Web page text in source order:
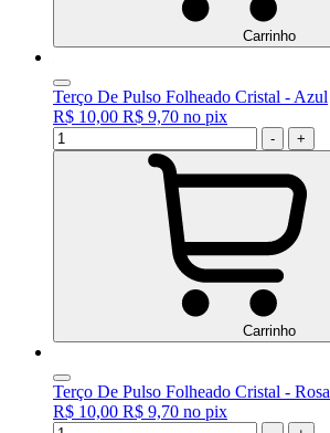
Carrinho
Terço De Pulso Folheado Cristal - Azul
R$ 10,00 R$ 9,70 no pix
- +
Carrinho
Terço De Pulso Folheado Cristal - Rosa
R$ 10,00 R$ 9,70 no pix